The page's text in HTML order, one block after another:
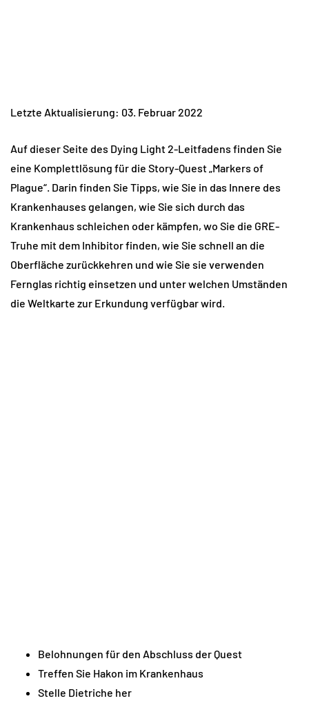
Letzte Aktualisierung: 03. Februar 2022
Auf dieser Seite des Dying Light 2-Leitfadens finden Sie
eine Komplettlösung für die Story-Quest „Markers of
Plague“. Darin finden Sie Tipps, wie Sie in das Innere des
Krankenhauses gelangen, wie Sie sich durch das
Krankenhaus schleichen oder kämpfen, wo Sie die GRE-
Truhe mit dem Inhibitor finden, wie Sie schnell an die
Oberfläche zurückkehren und wie Sie sie verwenden
Fernglas richtig einsetzen und unter welchen Umständen
die Weltkarte zur Erkundung verfügbar wird.
Belohnungen für den Abschluss der Quest
Treffen Sie Hakon im Krankenhaus
Stelle Dietriche her